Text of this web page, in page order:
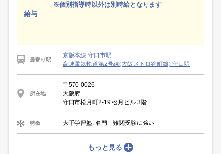
給与
※個別指導時以外は別時給となります
最寄り駅
京阪本線 守口市駅
高速電気軌道第2号線(大阪メトロ谷町線) 守口駅
所在地
〒570-0026
大阪府
守口市松月町2-19 松月ビル 3階
特徴 大手学習塾, 名門・難関受験に強い
もっと見る